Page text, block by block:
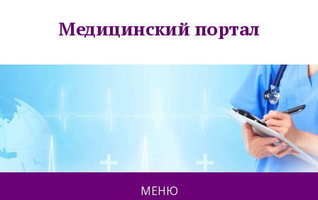
Медицинский портал
МЕНЮ